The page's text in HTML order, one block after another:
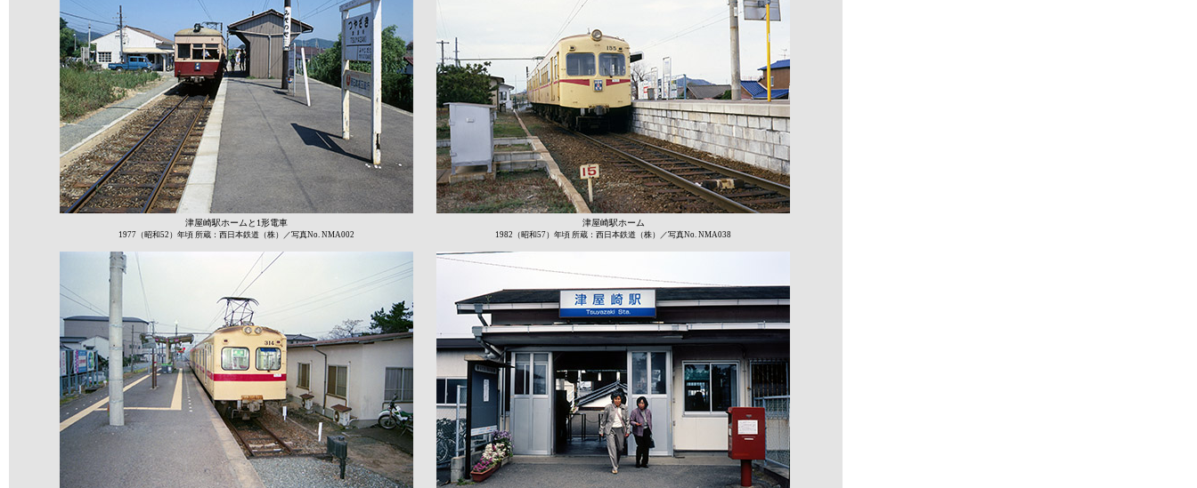
津屋崎駅ホームと1形電車
1977（昭和52）年頃 所蔵：西日本鉄道（株）／写真No. NMA002
津屋崎駅ホーム
1982（昭和57）年頃 所蔵：西日本鉄道（株）／写真No. NMA038